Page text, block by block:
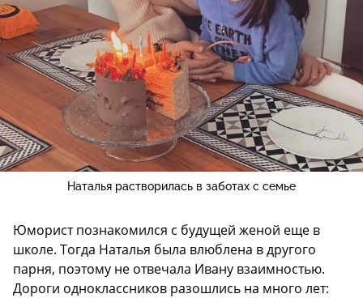
Наталья растворилась в заботах с семье
Юморист познакомился с будущей женой еще в
школе. Тогда Наталья была влюблена в другого
парня, поэтому не отвечала Ивану взаимностью.
Дороги одноклассников разошлись на много лет: